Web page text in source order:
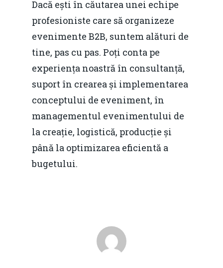
Dacă ești în căutarea unei echipe
profesioniste care să organizeze
evenimente B2B, suntem alături de
tine, pas cu pas. Poți conta pe
experiența noastră în consultanță,
suport în crearea și implementarea
conceptului de eveniment, în
managementul evenimentului de
la creație, logistică, producție și
până la optimizarea eficientă a
bugetului.